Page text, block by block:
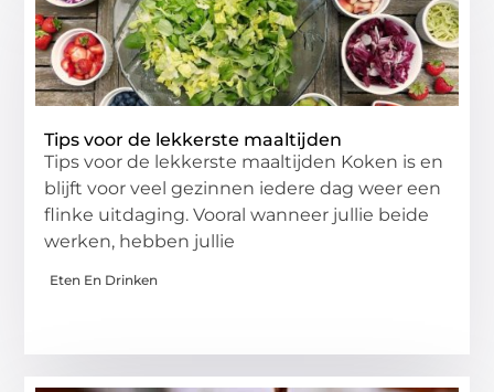
Tips voor de lekkerste maaltijden
Tips voor de lekkerste maaltijden Koken is en
blijft voor veel gezinnen iedere dag weer een
flinke uitdaging. Vooral wanneer jullie beide
werken, hebben jullie
Eten En Drinken